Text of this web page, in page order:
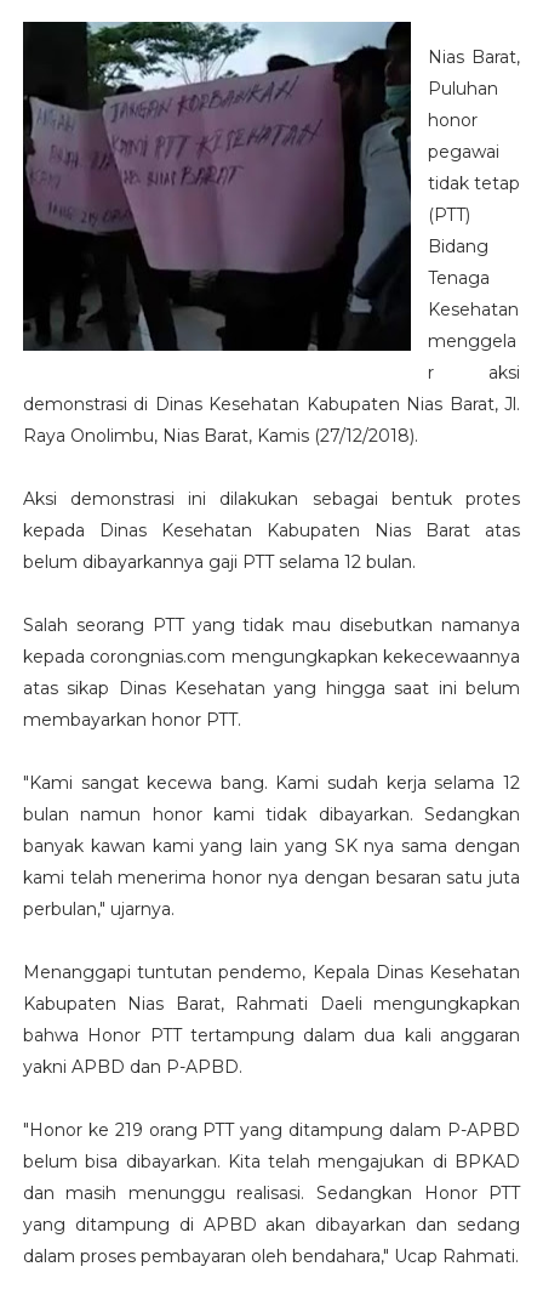
Nias Barat,
Puluhan
honor
pegawai
tidak tetap
(PTT)
Bidang
Tenaga
Kesehatan
menggela
r aksi
demonstrasi di Dinas Kesehatan Kabupaten Nias Barat, Jl.
Raya Onolimbu, Nias Barat, Kamis (27/12/2018).
Aksi demonstrasi ini dilakukan sebagai bentuk protes
kepada Dinas Kesehatan Kabupaten Nias Barat atas
belum dibayarkannya gaji PTT selama 12 bulan.
Salah seorang PTT yang tidak mau disebutkan namanya
kepada corongnias.com mengungkapkan kekecewaannya
atas sikap Dinas Kesehatan yang hingga saat ini belum
membayarkan honor PTT.
"Kami sangat kecewa bang. Kami sudah kerja selama 12
bulan namun honor kami tidak dibayarkan. Sedangkan
banyak kawan kami yang lain yang SK nya sama dengan
kami telah menerima honor nya dengan besaran satu juta
perbulan," ujarnya.
Menanggapi tuntutan pendemo, Kepala Dinas Kesehatan
Kabupaten Nias Barat, Rahmati Daeli mengungkapkan
bahwa Honor PTT tertampung dalam dua kali anggaran
yakni APBD dan P-APBD.
"Honor ke 219 orang PTT yang ditampung dalam P-APBD
belum bisa dibayarkan. Kita telah mengajukan di BPKAD
dan masih menunggu realisasi. Sedangkan Honor PTT
yang ditampung di APBD akan dibayarkan dan sedang
dalam proses pembayaran oleh bendahara," Ucap Rahmati.